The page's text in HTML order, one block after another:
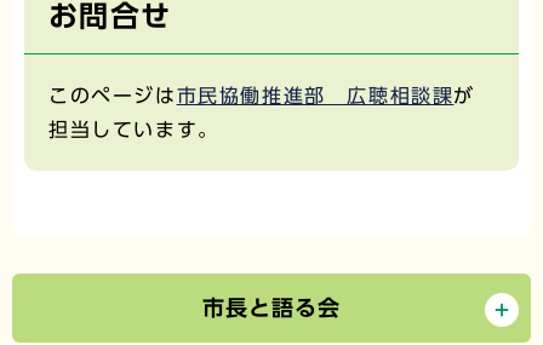
お問合せ
このページは市民協働推進部 広聴相談課が
担当しています。
市長と語る会